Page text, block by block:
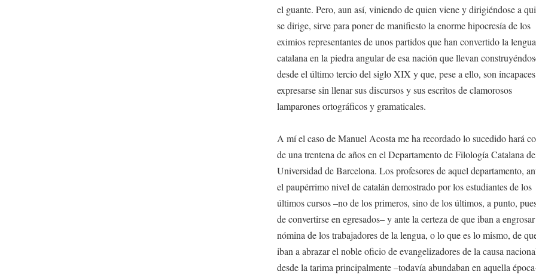
el guante. Pero, aun así, viniendo de quien viene y dirigiéndose a
se dirige, sirve para poner de manifiesto la enorme hipocresía de los
eximios representantes de unos partidos que han convertido la lengua
catalana en la piedra angular de esa nación que llevan
desde el último tercio del siglo XIX y que, pese a ello, son
expresarse sin llenar sus discursos y sus escritos de clamorosos
lamparones ortográficos y gramaticales.
A mí el caso de Manuel Acosta me ha recordado lo sucedido hará
de una trentena de años en el Departamento de Filología Catalana
Universidad de Barcelona. Los profesores de aquel departamento,
el paupérrimo nivel de catalán demostrado por los estudiantes de los
últimos cursos –no de los primeros, sino de los últimos, a punto,
de convertirse en egresados– y ante la certeza de que iban a
nómina de los trabajadores de la lengua, o lo que es lo mismo, de
iban a abrazar el noble oficio de evangelizadores de la causa
desde la tarima principalmente –todavía abundaban en aquella